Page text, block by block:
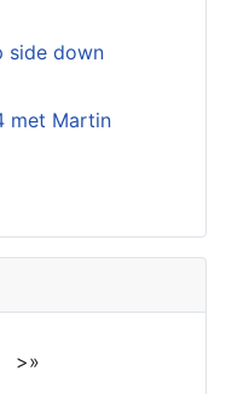
side down
met Martin
>»